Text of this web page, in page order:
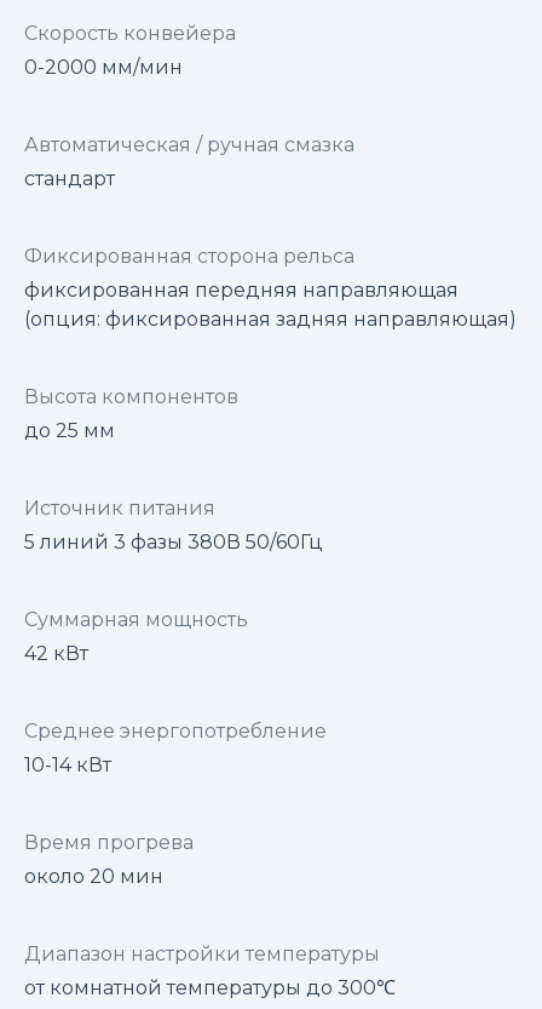
Скорость конвейера
0-2000 мм/мин
Автоматическая / ручная смазка
стандарт
Фиксированная сторона рельса
фиксированная передняя направляющая
(опция: фиксированная задняя направляющая)
Высота компонентов
до 25 мм
Источник питания
5 линий 3 фазы 380В 50/60Гц
Суммарная мощность
42 кВт
Среднее энергопотребление
10-14 кВт
Время прогрева
около 20 мин
Диапазон настройки температуры
от комнатной температуры до 300℃